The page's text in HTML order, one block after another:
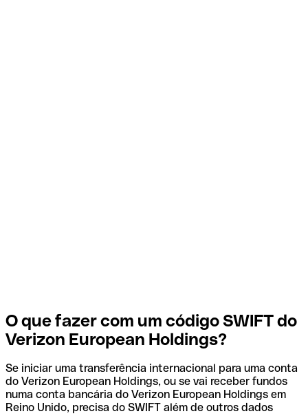
O que fazer com um código SWIFT do
Verizon European Holdings?
Se iniciar uma transferência internacional para uma conta
do Verizon European Holdings, ou se vai receber fundos
numa conta bancária do Verizon European Holdings em
Reino Unido, precisa do SWIFT além de outros dados